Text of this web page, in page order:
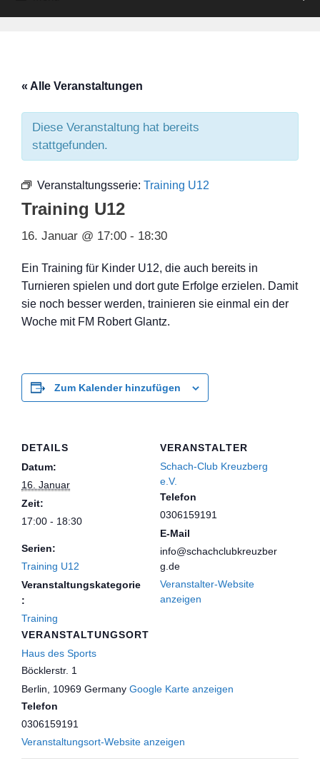
« Alle Veranstaltungen
Diese Veranstaltung hat bereits
stattgefunden.
Veranstaltungsserie: Training U12
Training U12
16. Januar @ 17:00 - 18:30
Ein Training für Kinder U12, die auch bereits in
Turnieren spielen und dort gute Erfolge erzielen. Damit
sie noch besser werden, trainieren sie einmal ein der
Woche mit FM Robert Glantz.
Zum Kalender hinzufügen
DETAILS
Datum:
16. Januar
Zeit:
17:00 - 18:30
Serien:
Training U12
Veranstaltungskategorie
:
Training
VERANSTALTUNGSORT
Haus des Sports
Böcklerstr. 1
Berlin
10969 Germany Google Karte anzeigen
Telefon
0306159191
Veranstaltungsort-Website anzeigen
VERANSTALTER
Schach-Club Kreuzberg
e.V.
Telefon
0306159191
E-Mail
info@schachclubkreuzber
g.de
Veranstalter-Website
anzeigen